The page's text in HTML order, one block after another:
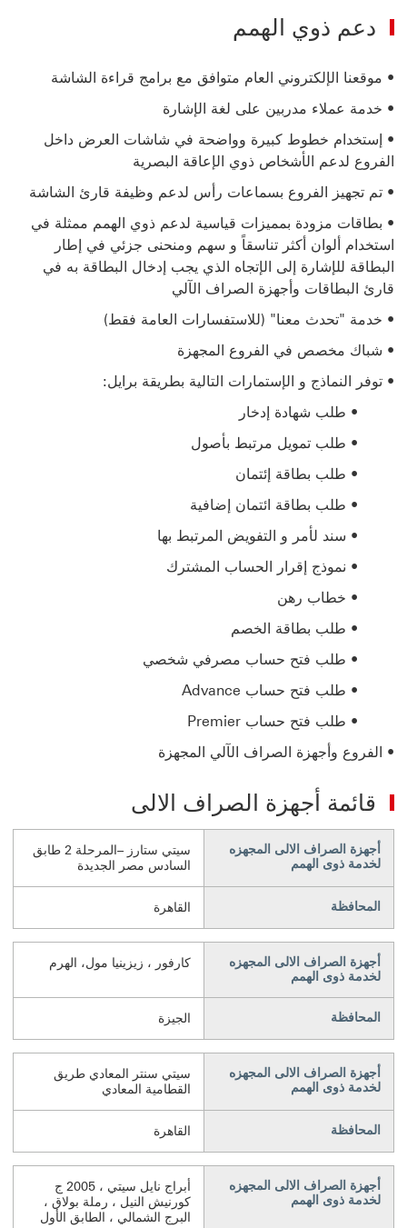
دعم ذوي الهمم
• موقعنا الإلكتروني العام متوافق مع برامج قراءة الشاشة
• خدمة عملاء مدربين على لغة الإشارة
• إستخدام خطوط كبيرة وواضحة في شاشات العرض داخل
الفروع لدعم الأشخاص ذوي الإعاقة البصرية
• تم تجهيز الفروع بسماعات رأس لدعم وظيفة قارئ الشاشة
• بطاقات مزودة بمميزات قياسية لدعم ذوي الهمم ممثلة في
استخدام ألوان أكثر تناسقاً و سهم ومنحنى جزئي في إطار
البطاقة للإشارة إلى الإتجاه الذي يجب إدخال البطاقة به في
قارئ البطاقات وأجهزة الصراف الآلي
• خدمة "تحدث معنا" (للاستفسارات العامة فقط)
• شباك مخصص في الفروع المجهزة
• توفر النماذج و الإستمارات التالية بطريقة برايل:
• طلب شهادة إدخار
• طلب تمويل مرتبط بأصول
• طلب بطاقة إئتمان
• طلب بطاقة ائتمان إضافية
• سند لأمر و التفويض المرتبط بها
• نموذج إقرار الحساب المشترك
• خطاب رهن
• طلب بطاقة الخصم
• طلب فتح حساب مصرفي شخصي
• طلب فتح حساب Advance
• طلب فتح حساب Premier
• الفروع وأجهزة الصراف الآلي المجهزة
قائمة أجهزة الصراف الالى
أجهزة الصراف الالى المجهزه
لخدمة ذوى الهمم
سيتي ستارز –المرحلة 2 طابق
السادس مصر الجديدة
المحافظة القاهرة
أجهزة الصراف الالى المجهزه
لخدمة ذوى الهمم
كارفور ، زيزينيا مول، الهرم
المحافظة الجيزة
أجهزة الصراف الالى المجهزه
لخدمة ذوى الهمم
سيتي سنتر المعادي طريق
القطامية المعادي
المحافظة القاهرة
أجهزة الصراف الالى المجهزه
لخدمة ذوى الهمم
أبراج نايل سيتي ، 2005 ج
كورنيش النيل ، رملة بولاق ،
البرج الشمالي ، الطابق الأول